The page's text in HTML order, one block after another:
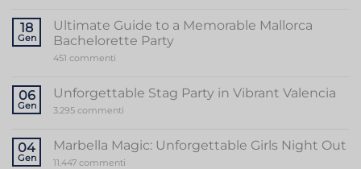
Sensational
World
of
18
Gen
Ultimate Guide to a Memorable Mallorca
Bachelorette Party
451 commenti
to
a
Memorable
Party
06
Gen
Unforgettable Stag Party in Vibrant Valencia
3.295 commenti
Party
in
Vibrant
04
Gen
Marbella Magic: Unforgettable Girls Night Out
11.447 commenti